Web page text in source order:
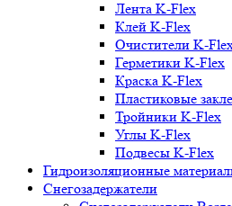
Лента K-Flex
Клей K-Flex
Очистители K-
Герметики K-Flex
Краска K-Flex
Пластиковые
Тройники K-Flex
Углы K-Flex
Подвесы K-Flex
Гидроизоляционные
Снегозадержатели